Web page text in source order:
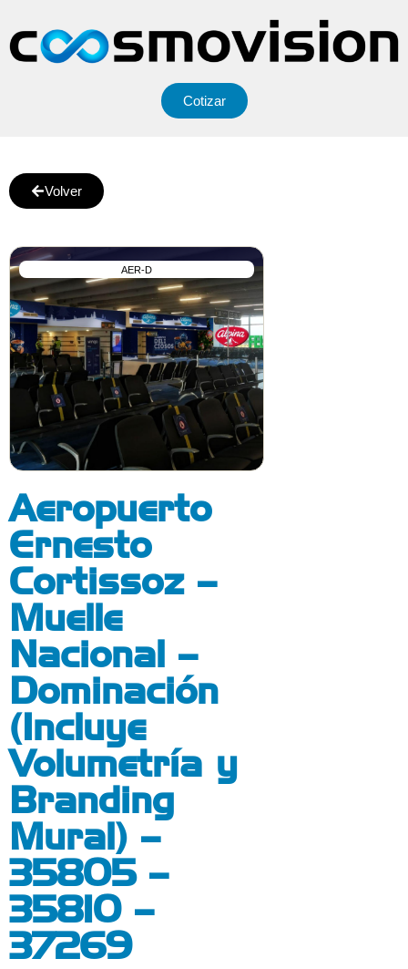
Cotizar
Volver
AER-D
Aeropuerto
Ernesto
Cortissoz –
Muelle
Nacional –
Dominación
(Incluye
Volumetría y
Branding
Mural) –
35805 –
35810 –
37269